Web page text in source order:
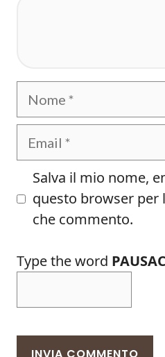
Nome
Email
Salva il mio nome,
questo browser per
che commento.
Type the word